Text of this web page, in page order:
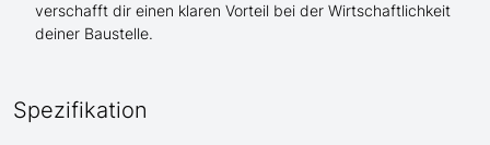
verschafft dir einen klaren Vorteil bei der Wirtschaftlichkeit
deiner Baustelle.
Spezifikation